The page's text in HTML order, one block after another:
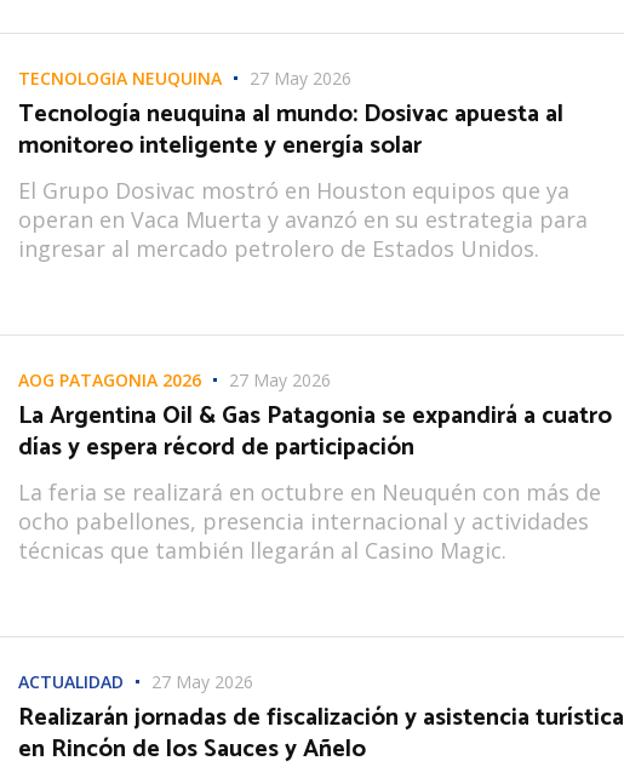
TECNOLOGÍA NEUQUINA 27 May 2026
Tecnología neuquina al mundo: Dosivac apuesta al
monitoreo inteligente y energía solar
El Grupo Dosivac mostró en Houston equipos que ya
operan en Vaca Muerta y avanzó en su estrategia para
ingresar al mercado petrolero de Estados Unidos.
AOG PATAGONIA 2026 27 May 2026
La Argentina Oil & Gas Patagonia se expandirá a cuatro
días y espera récord de participación
La feria se realizará en octubre en Neuquén con más de
ocho pabellones, presencia internacional y actividades
técnicas que también llegarán al Casino Magic.
ACTUALIDAD 27 May 2026
Realizarán jornadas de fiscalización y asistencia turística
en Rincón de los Sauces y Añelo